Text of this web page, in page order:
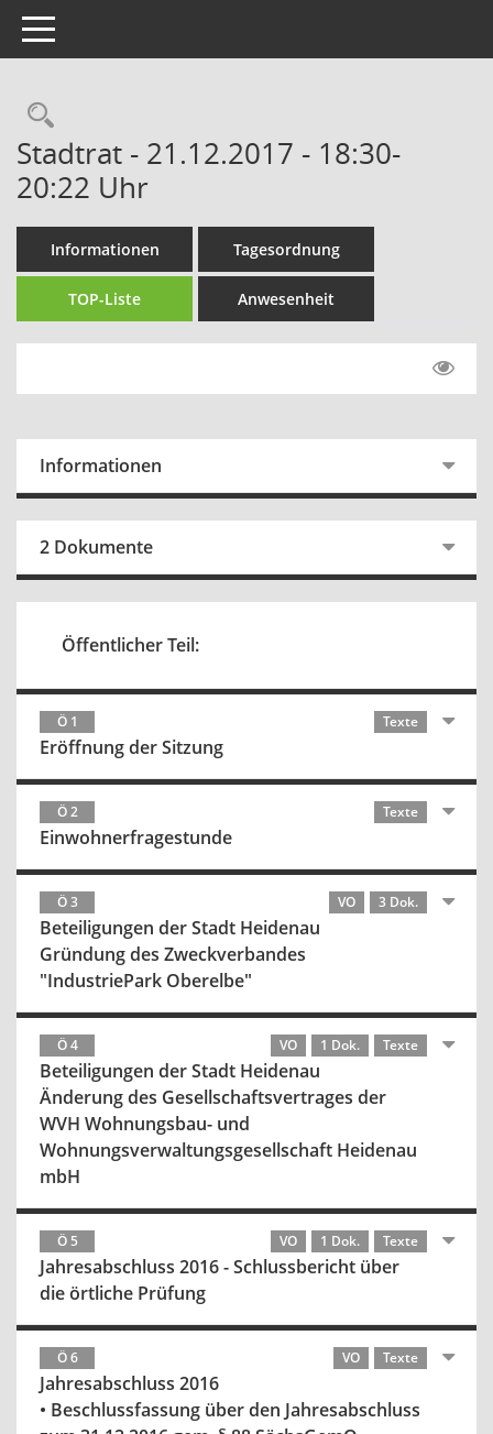
Toggle navigation
Rechercheauswahl
Stadtrat - 21.12.2017 - 18:30-
20:22 Uhr
Informationen Tagesordnung
TOP-Liste Anwesenheit
Informationen
2 Dokumente
Öffentlicher Teil:
Ö 1 Texte
Eröffnung der Sitzung
Ö 2 Texte
Einwohnerfragestunde
Ö 3 VO 3 Dok.
Beteiligungen der Stadt Heidenau
Gründung des Zweckverbandes
"IndustriePark Oberelbe"
Ö 4 VO 1 Dok. Texte
Beteiligungen der Stadt Heidenau
Änderung des Gesellschaftsvertrages der
WVH Wohnungsbau- und
Wohnungsverwaltungsgesellschaft Heidenau
mbH
Ö 5 VO 1 Dok. Texte
Jahresabschluss 2016 - Schlussbericht über
die örtliche Prüfung
Ö 6 VO Texte
Jahresabschluss 2016
• Beschlussfassung über den Jahresabschluss